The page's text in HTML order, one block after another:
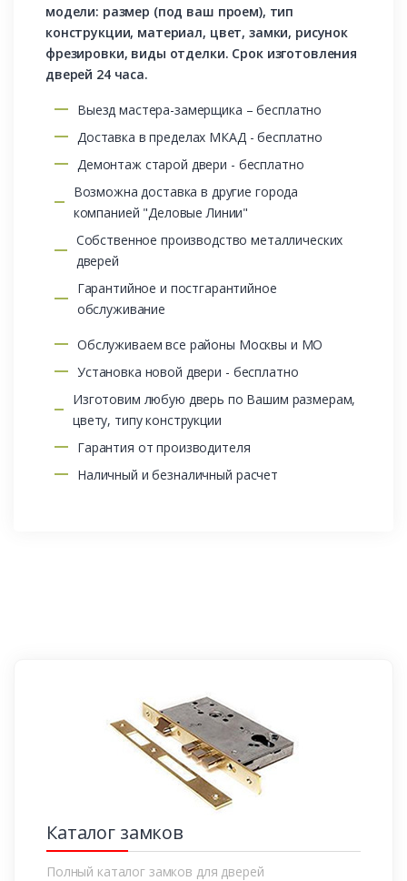
модели: размер (под ваш проем), тип
конструкции, материал, цвет, замки, рисунок
фрезировки, виды отделки. Срок изготовления
дверей 24 часа.
Выезд мастера-замерщика – бесплатно
Доставка в пределах МКАД - бесплатно
Демонтаж старой двери - бесплатно
Возможна доставка в другие города
компанией "Деловые Линии"
Собственное производство металлических
дверей
Гарантийное и постгарантийное
обслуживание
Обслуживаем все районы Москвы и МО
Установка новой двери - бесплатно
Изготовим любую дверь по Вашим размерам,
цвету, типу конструкции
Гарантия от производителя
Наличный и безналичный расчет
Каталог замков
Полный каталог замков для дверей